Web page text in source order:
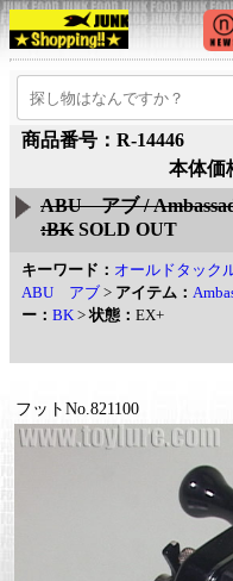
商品番号：R-14446
本体価
ABU アブ /
:BK SOLD OUT
キーワード： オールドタック
ABU アブ > アイテム：
ー： BK >状態： EX+
フットNo.821100